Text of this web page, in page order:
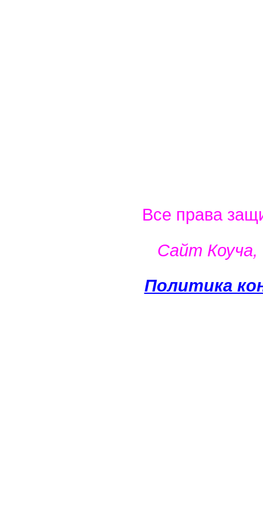
Все права
Сайт
Политика